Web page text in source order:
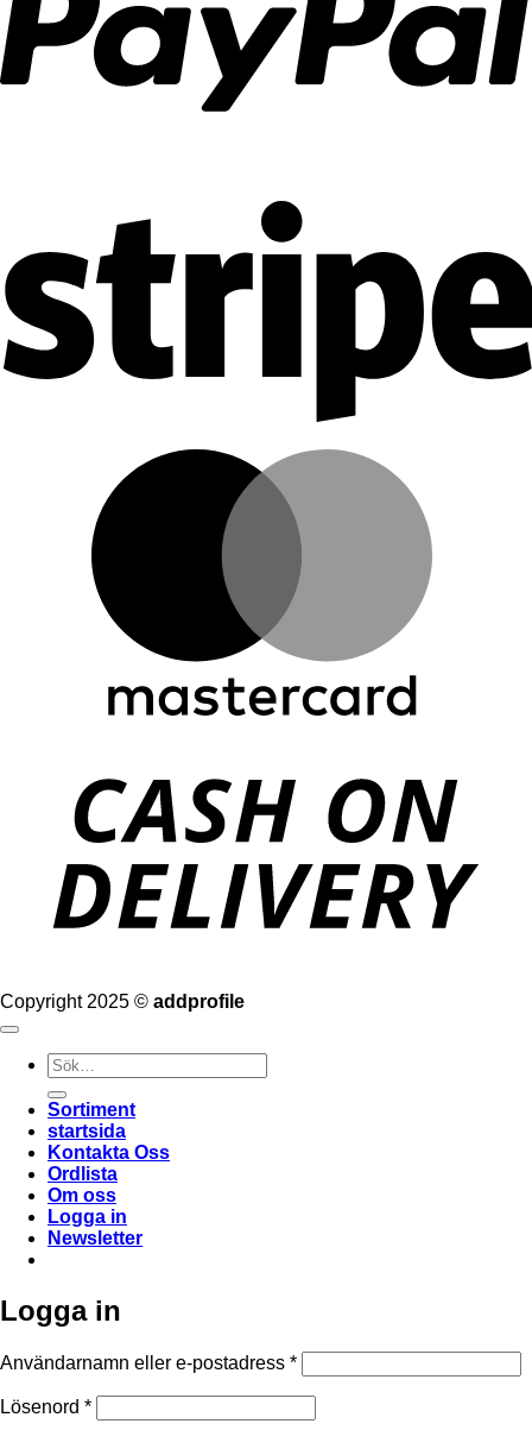
Copyright 2025 © addprofile
Sök
efter:
Sortiment
startsida
Kontakta Oss
Ordlista
Om oss
Logga in
Newsletter
Logga in
Användarnamn eller e-postadress *Obligatoriskt
Lösenord *Obligatoriskt